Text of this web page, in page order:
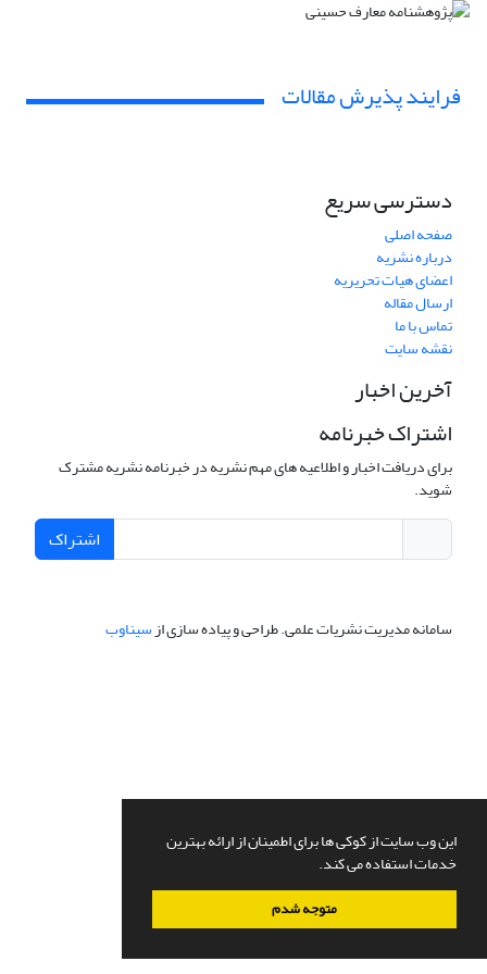
این وب سایت از کوکی ها برای اطمینان از ارائه بهترین
خدمات استفاده می کند.
متوجه شدم
فرایند پذیرش مقالات
دسترسی سریع
صفحه اصلی
درباره نشریه
اعضای هیات تحریریه
ارسال مقاله
تماس با ما
نقشه سایت
آخرین اخبار
اشتراک خبرنامه
برای دریافت اخبار و اطلاعیه های مهم نشریه در خبرنامه نشریه مشترک
شوید.
اشتراک
سامانه مدیریت نشریات علمی.طراحی و پیاده سازی ازسیناوب